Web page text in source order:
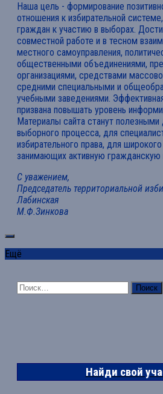
Наша цель - формирование
отношения к избирательной
граждан к участию в выборах.
совместной работе и в тесном
местного самоуправления,
общественными объединениями,
организациями, средствами
средними специальными и
учебными заведениями.
призвана повышать уровень
Материалы сайта станут полезными
выборного процесса, для
избирательного права, для
занимающих активную гражданскую
С уважением,
Председатель территориальной
Лабинская
М.Ф.Зинкова
Ещё
Найти:
Найди свой